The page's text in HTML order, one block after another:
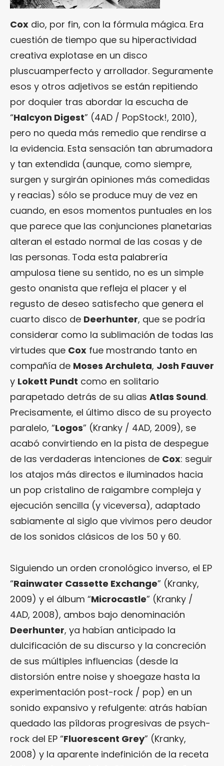
Cox dio, por fin, con la fórmula mágica. Era
cuestión de tiempo que su hiperactividad
creativa explotase en un disco
pluscuamperfecto y arrollador. Seguramente
esos y otros adjetivos se están repitiendo
por doquier tras abordar la escucha de
“Halcyon Digest” (4AD / PopStock!, 2010),
pero no queda más remedio que rendirse a
la evidencia. Esta sensación tan abrumadora
y tan extendida (aunque, como siempre,
surgen y surgirán opiniones más comedidas
y reacias) sólo se produce muy de vez en
cuando, en esos momentos puntuales en los
que parece que las conjunciones planetarias
alteran el estado normal de las cosas y de
las personas. Toda esta palabrería
ampulosa tiene su sentido, no es un simple
gesto onanista que refleja el placer y el
regusto de deseo satisfecho que genera el
cuarto disco de Deerhunter, que se podría
considerar como la sublimación de todas las
virtudes que Cox fue mostrando tanto en
compañía de Moses Archuleta, Josh Fauver
y Lokett Pundt como en solitario
parapetado detrás de su alias Atlas Sound.
Precisamente, el último disco de su proyecto
paralelo, “Logos” (Kranky / 4AD, 2009), se
acabó convirtiendo en la pista de despegue
de las verdaderas intenciones de Cox: seguir
los atajos más directos e iluminados hacia
un pop cristalino de raigambre compleja y
ejecución sencilla (y viceversa), adaptado
sabiamente al siglo que vivimos pero deudor
de los sonidos clásicos de los 50 y 60.
Siguiendo un orden cronológico inverso, el EP
“Rainwater Cassette Exchange” (Kranky,
2009) y el álbum “Microcastle” (Kranky /
4AD, 2008), ambos bajo denominación
Deerhunter, ya habían anticipado la
dulcificación de su discurso y la concreción
de sus múltiples influencias (desde la
distorsión entre noise y shoegaze hasta la
experimentación post-rock / pop) en un
sonido expansivo y refulgente: atrás habían
quedado las píldoras progresivas de psych-
rock del EP “Fluorescent Grey” (Kranky,
2008) y la aparente indefinición de la receta